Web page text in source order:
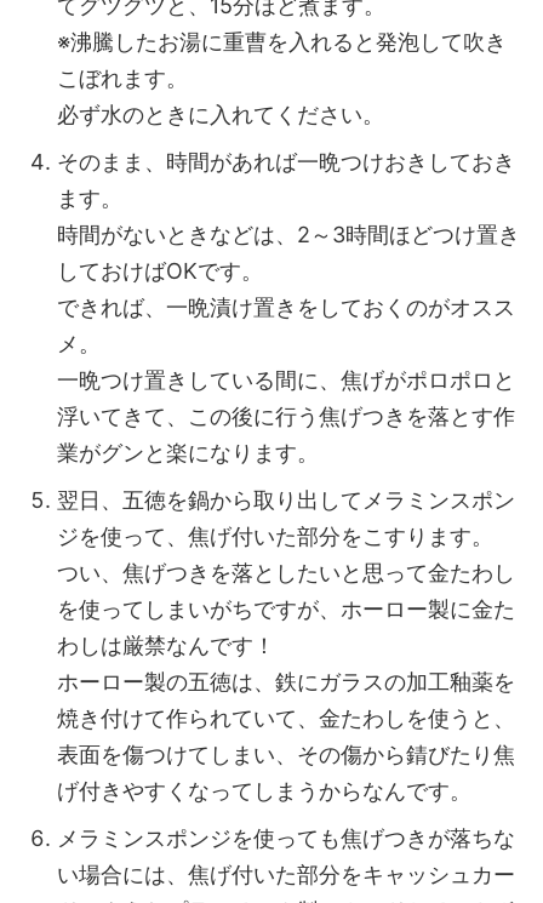
てグツグツと、15分ほど煮ます。
※沸騰したお湯に重曹を入れると発泡して吹き
こぼれます。
必ず水のときに入れてください。
そのまま、時間があれば一晩つけおきしておき
ます。
時間がないときなどは、2～3時間ほどつけ置き
しておけばOKです。
できれば、一晩漬け置きをしておくのがオスス
メ。
一晩つけ置きしている間に、焦げがポロポロと
浮いてきて、この後に行う焦げつきを落とす作
業がグンと楽になります。
翌日、五徳を鍋から取り出してメラミンスポン
ジを使って、焦げ付いた部分をこすります。
つい、焦げつきを落としたいと思って金たわし
を使ってしまいがちですが、ホーロー製に金た
わしは厳禁なんです！
ホーロー製の五徳は、鉄にガラスの加工釉薬を
焼き付けて作られていて、金たわしを使うと、
表面を傷つけてしまい、その傷から錆びたり焦
げ付きやすくなってしまうからなんです。
メラミンスポンジを使っても焦げつきが落ちな
い場合には、焦げ付いた部分をキャッシュカー